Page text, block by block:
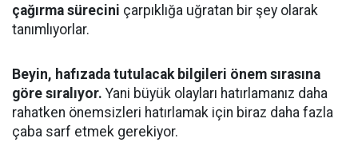
çağırma sürecini çarpıklığa uğratan bir şey olarak
tanımlıyorlar.
Beyin, hafızada tutulacak bilgileri önem sırasına
göre sıralıyor. Yani büyük olayları hatırlamanız daha
rahatken önemsizleri hatırlamak için biraz daha fazla
çaba sarf etmek gerekiyor.